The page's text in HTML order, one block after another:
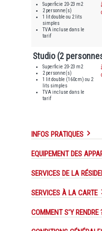
Superficie 20-23 m2
2 personne(s)
1 lit double ou 2 lits
simples
TVA incluse dans le
tarif
Studio (2
Superficie 20-23 m2
2 personne(s)
1 lit double (160cm) ou 2
lits simples
TVA incluse dans le
tarif
INFOS PRATIQUES
EQUIPEMENT DES
SERVICES DE LA
SERVICES À LA CARTE
COMMENT S'Y RENDRE